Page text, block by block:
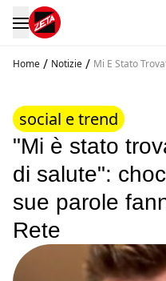
Home / Notizie / Mi E Stato
social e trend
"Mi è stato
di salute":
sue parole
Rete